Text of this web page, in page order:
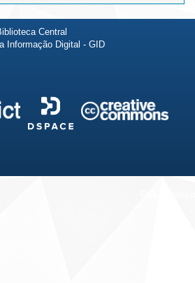
Central
Informação Digital - GID